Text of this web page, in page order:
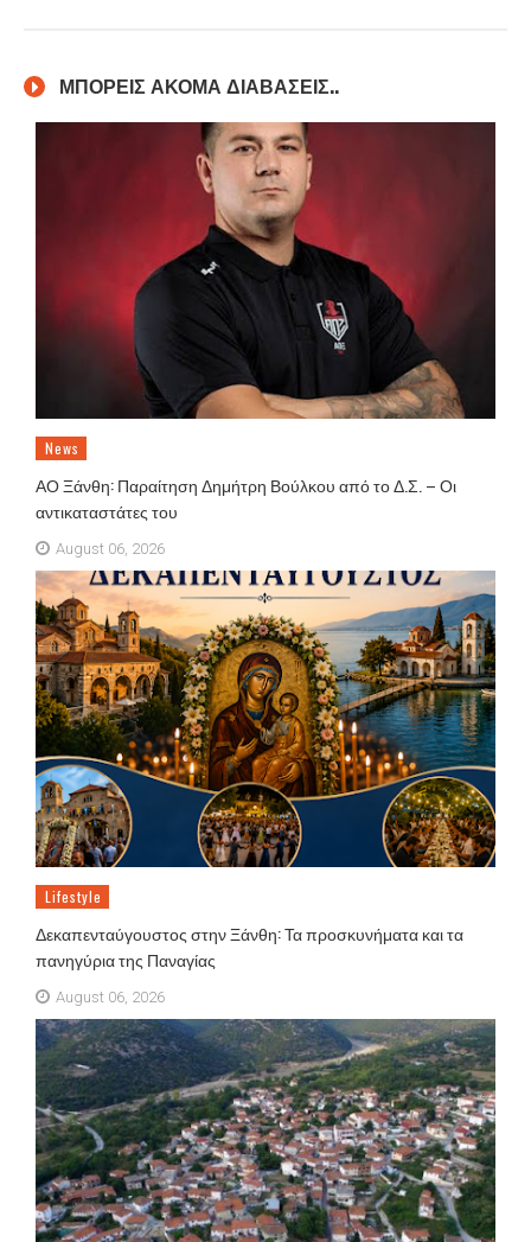
ΜΠΟΡΕΙΣ ΑΚΟΜΑ ΔΙΑΒΑΣΕΙΣ..
News
ΑΟ Ξάνθη: Παραίτηση Δημήτρη Βούλκου από το Δ.Σ. – Οι
αντικαταστάτες του
August 06, 2026
Lifestyle
Δεκαπενταύγουστος στην Ξάνθη: Τα προσκυνήματα και τα
πανηγύρια της Παναγίας
August 06, 2026